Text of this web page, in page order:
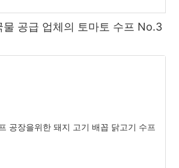
공급 업체의 토마토 수프 No.3